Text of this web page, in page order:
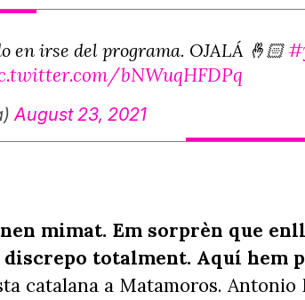
en irse del programa. OJALÁ 🤞🏻
bNWuqHFDPq
August 23, 2021
mimat. Em sorprèn que
totalment. Aquí hem
catalana a Matamoros.